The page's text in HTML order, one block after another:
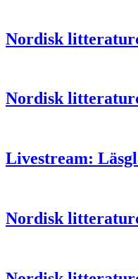
Nordisk
Nordisk
Livestream:
Nordisk